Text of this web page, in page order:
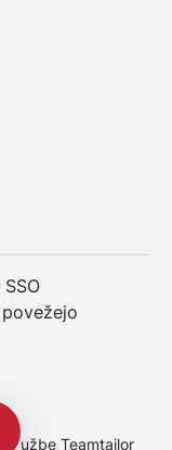
SSO
Teamtailor